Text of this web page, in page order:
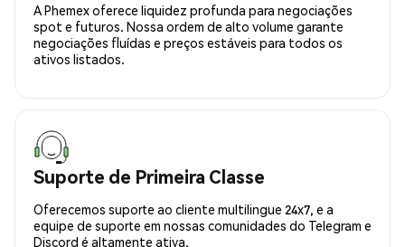
A Phemex oferece liquidez profunda para negociações
spot e futuros. Nossa ordem de alto volume garante
negociações fluídas e preços estáveis para todos os
ativos listados.
Suporte de Primeira Classe
Oferecemos suporte ao cliente multilingue 24x7, e a
equipe de suporte em nossas comunidades do Telegram e
Discord é altamente ativa.